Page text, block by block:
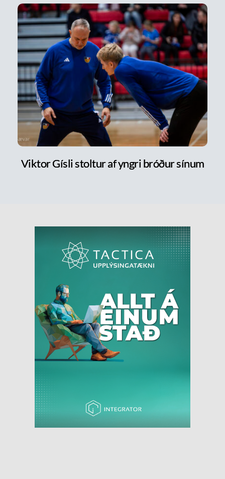
Viktor Gísli stoltur af yngri bróður sínum